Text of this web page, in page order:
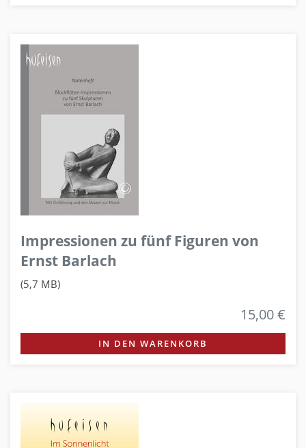
Impressionen zu fünf Figuren von
Ernst Barlach
(5,7 MB)
15,00 €
IN DEN WARENKORB